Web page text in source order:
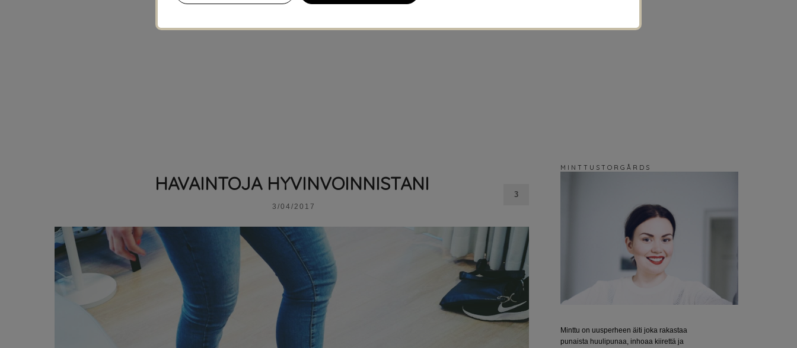
HAVAINTOJA HYVINVOINNISTANI
3/04/2017
3
M I N T T U S T O R G Å R D S
Minttu on uusperheen äiti joka rakastaa
punaista huulipunaa, inhoaa kiirettä ja